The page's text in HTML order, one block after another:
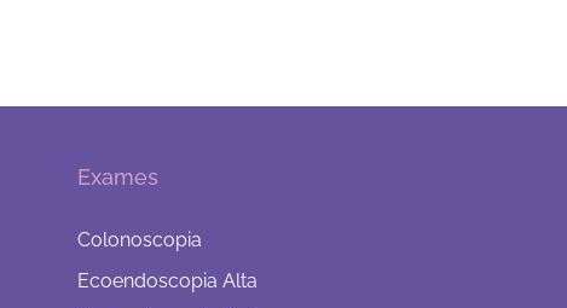
Exames
Colonoscopia
Ecoendoscopia Alta